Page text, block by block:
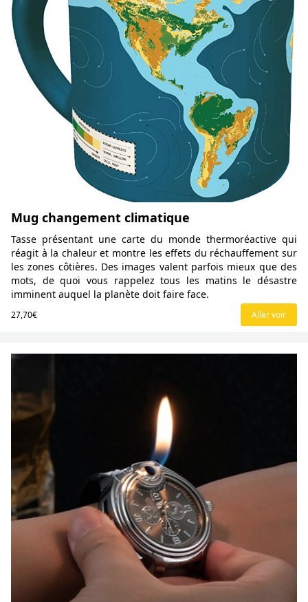
Mug changement climatique
Tasse présentant une carte du monde thermoréactive qui
réagit à la chaleur et montre les effets du réchauffement sur
les zones côtières. Des images valent parfois mieux que des
mots, de quoi vous rappelez tous les matins le désastre
imminent auquel la planète doit faire face.
27,70€ Aller voir